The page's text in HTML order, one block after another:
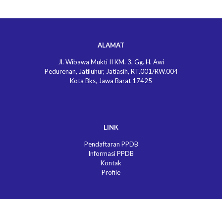
ALAMAT
Jl. Wibawa Mukti II KM. 3, Gg. H. Awi
Pedurenan, Jatiluhur, Jatiasih, RT.001/RW.004
Kota Bks, Jawa Barat 17425
LINK
Pendaftaran PPDB
Informasi PPDB
Kontak
Profile